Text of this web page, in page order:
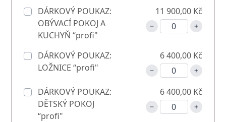
DÁRKOVÝ POUKAZ:
OBÝVACÍ POKOJ A
KUCHYŇ “profi"
11 900,00 Kč
DÁRKOVÝ POUKAZ:
LOŽNICE “profi"
6 400,00 Kč
DÁRKOVÝ POUKAZ:
DĚTSKÝ POKOJ
“profi"
6 400,00 Kč